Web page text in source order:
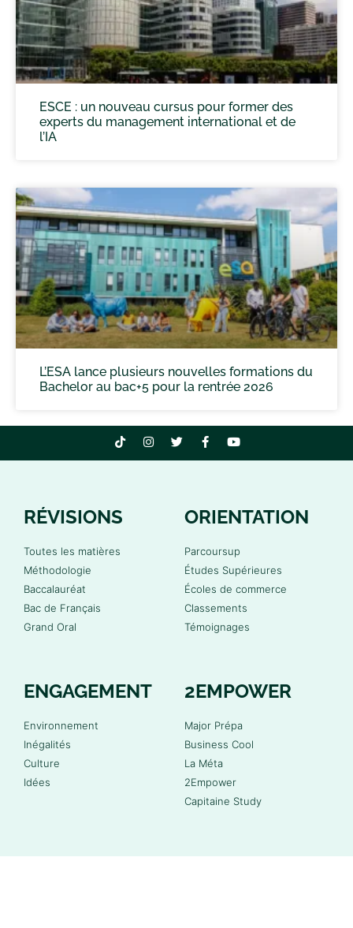
ESCE : un nouveau cursus pour former des
experts du management international et de
l’IA
L’ESA lance plusieurs nouvelles formations du
Bachelor au bac+5 pour la rentrée 2026
RÉVISIONS
Toutes les matières
Méthodologie
Baccalauréat
Bac de Français
Grand Oral
ORIENTATION
Parcoursup
Études Supérieures
Écoles de commerce
Classements
Témoignages
ENGAGEMENT
Environnement
Inégalités
Culture
Idées
2EMPOWER
Major Prépa
Business Cool
La Méta
2Empower
Capitaine Study